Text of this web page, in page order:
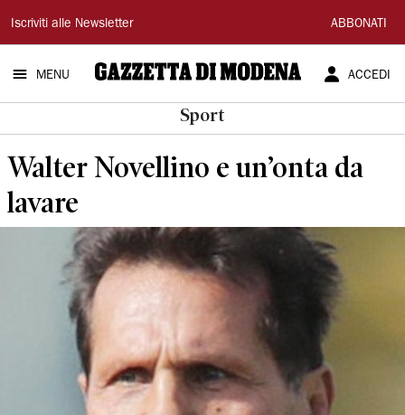
Gazzetta
di
Modena
Iscriviti alle Newsletter ABBONATI
MENU ACCEDI
Sport
Walter Novellino e un’onta da
lavare